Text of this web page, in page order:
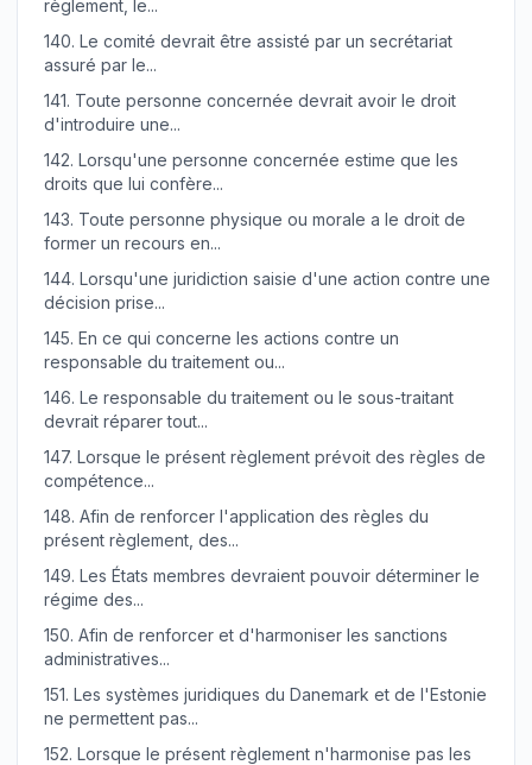
règlement, le...
140. Le comité devrait être assisté par un secrétariat
assuré par le...
141. Toute personne concernée devrait avoir le droit
d'introduire une...
142. Lorsqu'une personne concernée estime que les
droits que lui confère...
143. Toute personne physique ou morale a le droit de
former un recours en...
144. Lorsqu'une juridiction saisie d'une action contre une
décision prise...
145. En ce qui concerne les actions contre un
responsable du traitement ou...
146. Le responsable du traitement ou le sous-traitant
devrait réparer tout...
147. Lorsque le présent règlement prévoit des règles de
compétence...
148. Afin de renforcer l'application des règles du
présent règlement, des...
149. Les États membres devraient pouvoir déterminer le
régime des...
150. Afin de renforcer et d'harmoniser les sanctions
administratives...
151. Les systèmes juridiques du Danemark et de l'Estonie
ne permettent pas...
152. Lorsque le présent règlement n'harmonise pas les